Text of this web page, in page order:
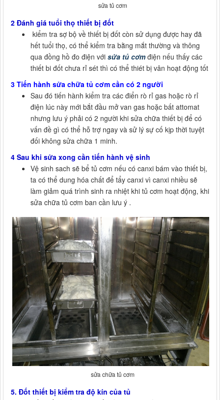
sửa tủ cơm
2 Đánh giá tuổi thọ thiết bị đốt
kiểm tra sợ bộ về thiết bị đốt còn sử dụng được hay đã
hết tuổi thọ, có thể kiểm tra bằng mắt thường và thông
qua đồng hồ đo điện với sửa tủ cơmđiện nếu thấy các
thiết bi đốt chưa rỉ sét thì có thể thiét bị vân hoạt động tốt
3 Tiến hành sửa chữa tủ cơm cần có 2 người
Sau đó tiến hành kiểm tra các điển rò rỉ gas hoặc rò rỉ
điện lúc này mới bắt đầu mở van gas hoặc bất attomat
nhưng lưu ý phải có 2 người khi sửa chữa thiết bị để có
vấn đề gì có thể hỗ trợ ngay và sử lý sự cố kịp thời tuyệt
đối không sửa chữa 1 minh.
4 Sau khi sửa xong cần tiến hành vệ sinh
Vệ sinh sach sẽ bể tủ cơm nếu có canxi bám vào thiết bị,
ta có thể dung hóa chất để tẩy canxi vì canxi nhiều sẽ
làm giảm quá trình sinh ra nhiệt khi tủ cơm hoạt động, khi
sửa chữa tủ cơm ban cần lưu ý .
sửa chữa tủ cơm
5. Đốt thiết bị kiểm tra độ kín của tủ